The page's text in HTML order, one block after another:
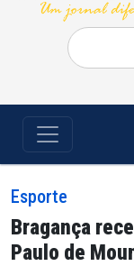
Pesquisar
por:
Esporte
Bragança
Paulo de